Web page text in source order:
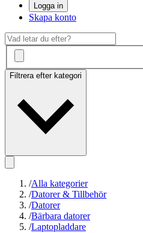
Logga in
Skapa konto
Filtrera efter kategori
/Alla kategorier
/Datorer & Tillbehör
/Datorer
/Bärbara datorer
/Laptopladdare